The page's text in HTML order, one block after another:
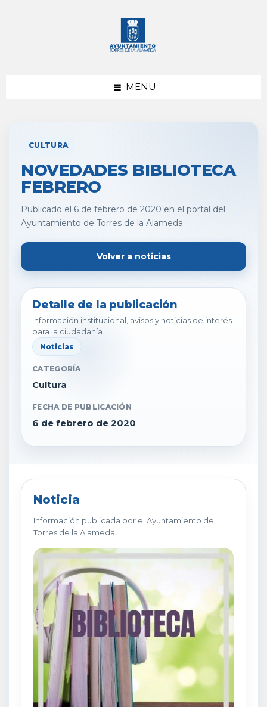
MENU
CULTURA
NOVEDADES BIBLIOTECA
FEBRERO
Publicado el 6 de febrero de 2020 en el portal del
Ayuntamiento de Torres de la Alameda.
Volver a noticias
Detalle de la publicación
Información institucional, avisos y noticias de interés
para la ciudadanía.
Noticias
CATEGORÍA
Cultura
FECHA DE PUBLICACIÓN
6 de febrero de 2020
Noticia
Información publicada por el Ayuntamiento de
Torres de la Alameda.